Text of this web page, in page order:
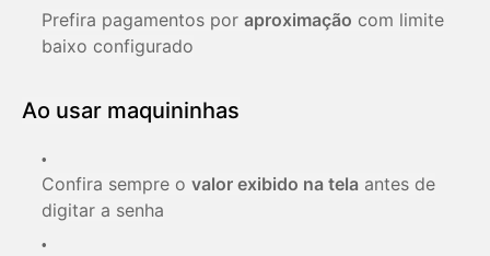
Prefira pagamentos por aproximação com limite
baixo configurado
Ao usar maquininhas
Confira sempre o valor exibido na tela antes de
digitar a senha